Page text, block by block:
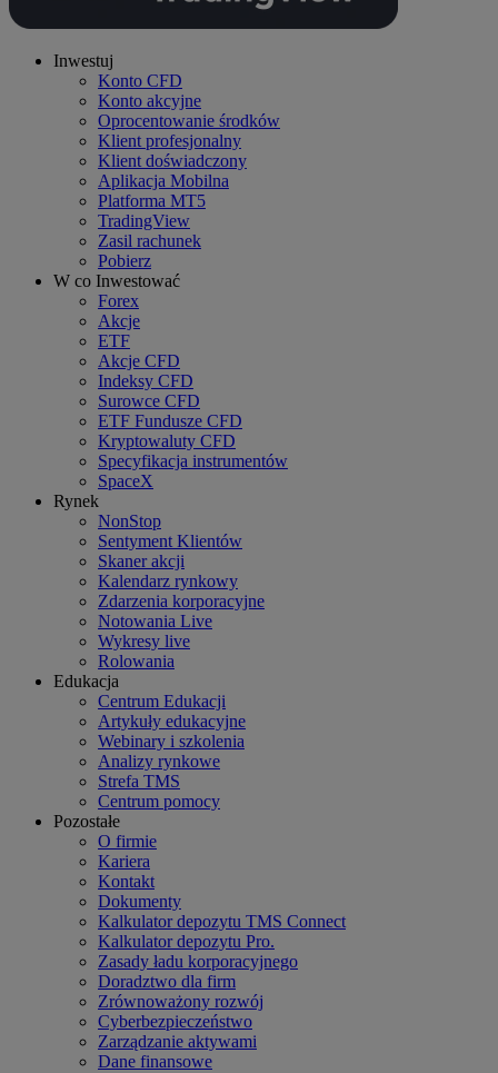
Inwestuj
Konto CFD
Konto akcyjne
Oprocentowanie środków
Klient profesjonalny
Klient doświadczony
Aplikacja Mobilna
Platforma MT5
TradingView
Zasil rachunek
Pobierz
W co Inwestować
Forex
Akcje
ETF
Akcje CFD
Indeksy CFD
Surowce CFD
ETF Fundusze CFD
Kryptowaluty CFD
Specyfikacja instrumentów
SpaceX
Rynek
NonStop
Sentyment Klientów
Skaner akcji
Kalendarz rynkowy
Zdarzenia korporacyjne
Notowania Live
Wykresy live
Rolowania
Edukacja
Centrum Edukacji
Artykuły edukacyjne
Webinary i szkolenia
Analizy rynkowe
Strefa TMS
Centrum pomocy
Pozostałe
O firmie
Kariera
Kontakt
Dokumenty
Kalkulator depozytu TMS Connect
Kalkulator depozytu Pro.
Zasady ładu korporacyjnego
Doradztwo dla firm
Zrównoważony rozwój
Cyberbezpieczeństwo
Zarządzanie aktywami
Dane finansowe